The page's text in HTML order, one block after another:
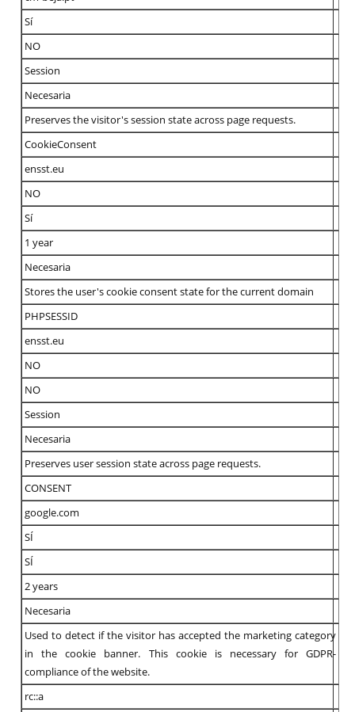
Sí
NO
Session
Necesaria
Preserves the visitor's session state across page requests.
CookieConsent
ensst.eu
NO
Sí
1 year
Necesaria
Stores the user's cookie consent state for the current domain
PHPSESSID
ensst.eu
NO
NO
Session
Necesaria
Preserves user session state across page requests.
CONSENT
google.com
SÍ
SÍ
2 years
Necesaria
Used to detect if the visitor has accepted the marketing category
in the cookie banner. This cookie is necessary for GDPR-
compliance of the website.
rc::a